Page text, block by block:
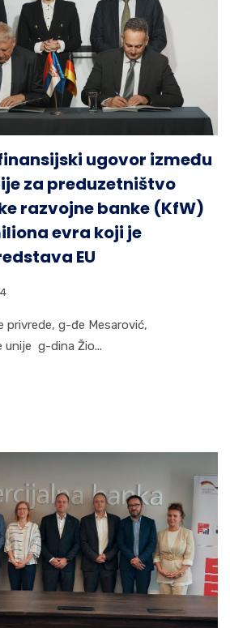
ugovor između
za preduzetništvo
razvojne banke (KfW)
evra koji je
EU
privrede, g-đe Mesarović,
unije g-dina Žio...